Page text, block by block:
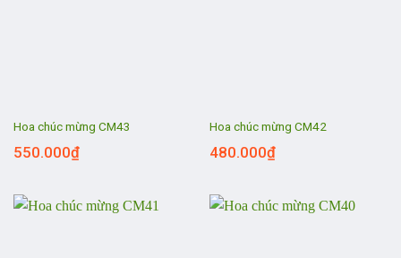
Hoa chúc mừng CM43
550.000₫
Hoa chúc mừng CM42
480.000₫